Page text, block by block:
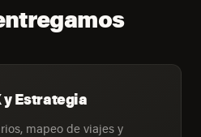
y Estrategia
mapeo de viajes y